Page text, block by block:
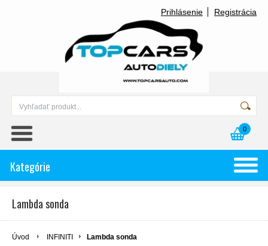
Prihlásenie Registrácia
0
Kategórie
Lambda sonda
Úvod INFINITI Lambda sonda